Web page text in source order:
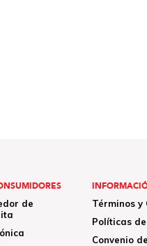
de
Términos y
Políticas
Convenio